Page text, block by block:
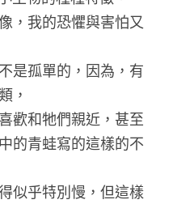
，我的恐懼與害怕又
是孤單的，因為，有
，
歡和牠們親近，甚至
的青蛙寫的這樣的不
似乎特別慢，但這樣